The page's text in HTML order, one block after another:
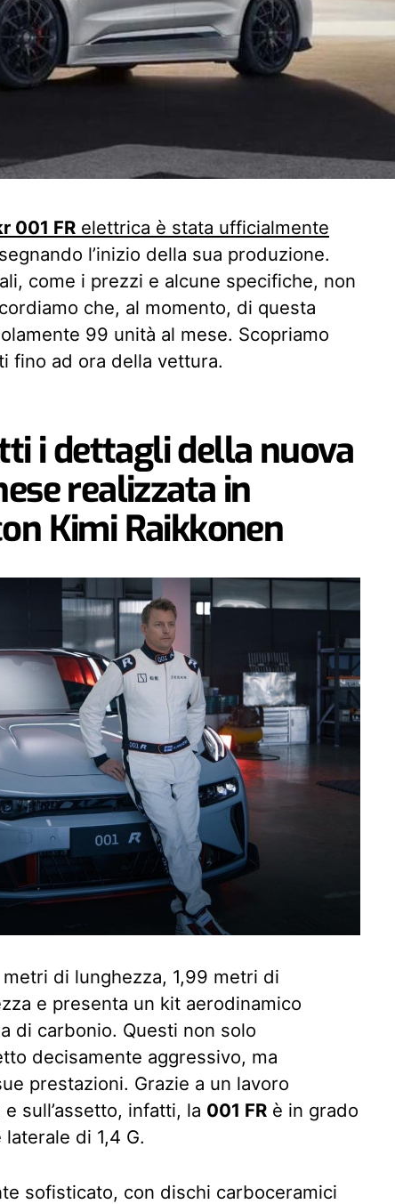
001 FR elettrica è stata ufficialmente
l’inizio della sua produzione.
come i prezzi e alcune specifiche, non
che, al momento, di questa
99 unità al mese. Scopriamo
fino ad ora della vettura.
i dettagli della nuova
realizzata in
Kimi Raikkonen
metri di lunghezza, 1,99 metri di
e presenta un kit aerodinamico
di carbonio. Questi non solo
decisamente aggressivo, ma
prestazioni. Grazie a un lavoro
sull’assetto, infatti, la 001 FR è in grado
di 1,4 G.
sofisticato, con dischi carboceramici